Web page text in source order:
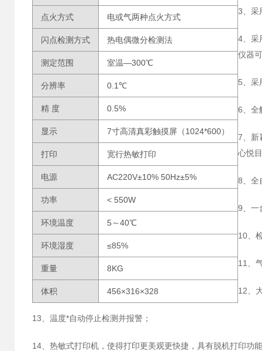
点火方式 电或气两种点火方式
闪点检测方式 热电偶微分检测法
测定范围 室温—300℃
分辨率 0.1℃
精 度 0.5%
显示 7寸高清真彩触摸屏（1024*600）
打印 宽行热敏打印
电源 AC220V±10% 50Hz±5%
功率 < 550W
环境温度 5～40℃
环境湿度 ≤85%
重量 8KG
体积 456×316×328
3、采
4、采
仪器
5、采
6、全
7、新
心悦
8、全
9、一
10、
11、
12、
13、温度*自动停止检测并报警；
14、热敏式打印机，使得打印更美观更快捷，具有脱机打印功